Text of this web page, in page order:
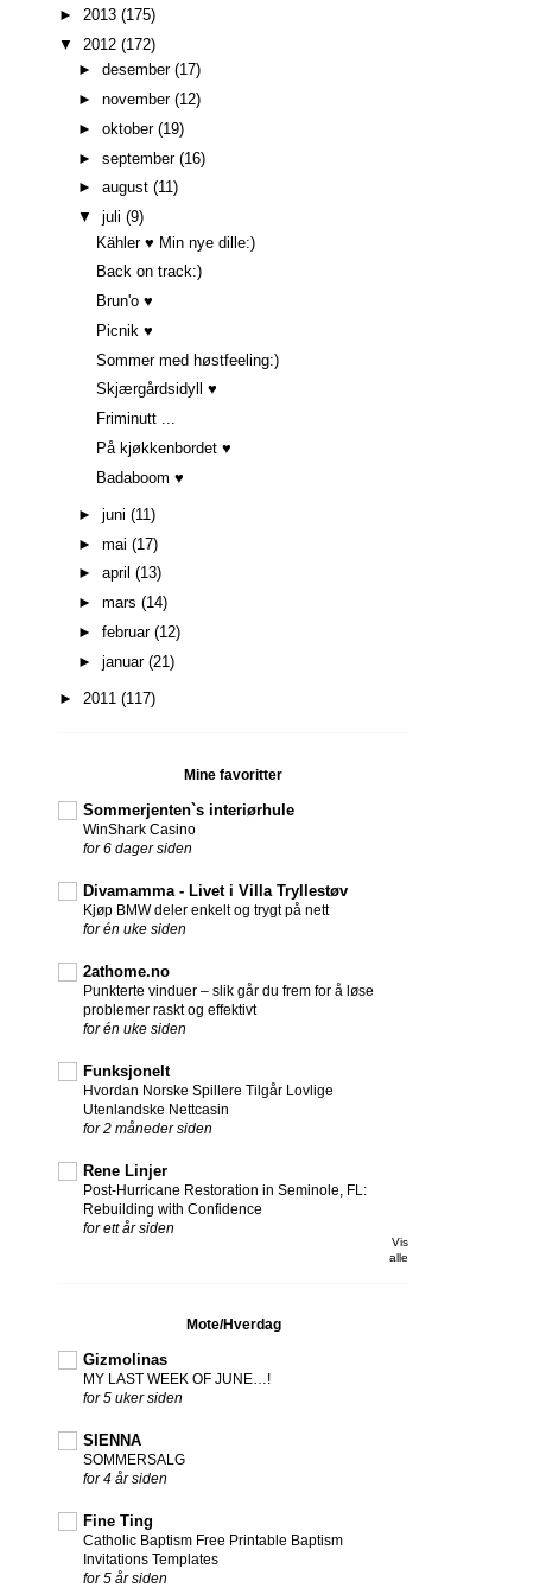
► 2013 (175)
▼ 2012 (172)
► desember (17)
► november (12)
► oktober (19)
► september (16)
► august (11)
▼ juli (9)
Kähler ♥ Min nye dille:)
Back on track:)
Brun'o ♥
Picnik ♥
Sommer med høstfeeling:)
Skjærgårdsidyll ♥
Friminutt ...
På kjøkkenbordet ♥
Badaboom ♥
► juni (11)
► mai (17)
► april (13)
► mars (14)
► februar (12)
► januar (21)
► 2011 (117)
Mine favoritter
Sommerjenten`s interiørhule
WinShark Casino
for 6 dager siden
Divamamma - Livet i Villa Tryllestøv
Kjøp BMW deler enkelt og trygt på nett
for én uke siden
2athome.no
Punkterte vinduer – slik går du frem for å løse
problemer raskt og effektivt
for én uke siden
Funksjonelt
Hvordan Norske Spillere Tilgår Lovlige
Utenlandske Nettcasin
for 2 måneder siden
Rene Linjer
Post-Hurricane Restoration in Seminole, FL:
Rebuilding with Confidence
for ett år siden
Vis
alle
Mote/Hverdag
Gizmolinas
MY LAST WEEK OF JUNE…!
for 5 uker siden
SIENNA
SOMMERSALG
for 4 år siden
Fine Ting
Catholic Baptism Free Printable Baptism
Invitations Templates
for 5 år siden